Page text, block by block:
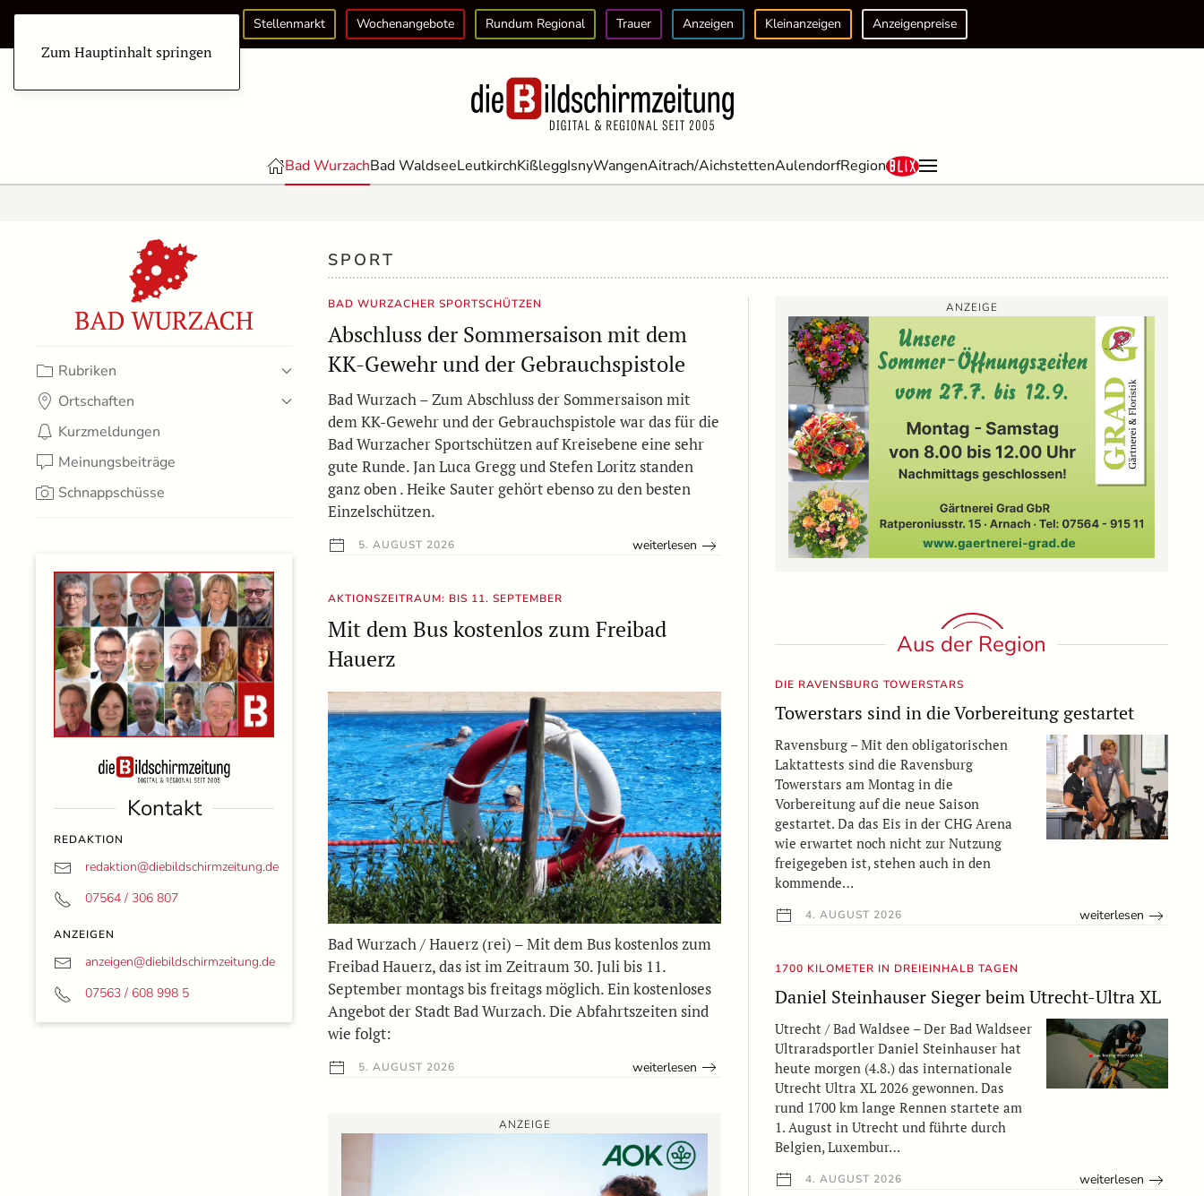
Zum Hauptinhalt springen
Stellenmarkt Wochenangebote Rundum Regional Trauer Anzeigen Kleinanzeigen Anzeigenpreise
Bad WurzachBad WaldseeLeutkirchKißleggIsnyWangenAitrach/AichstettenAulendorfRegion
Rubriken
Ortschaften
Kurzmeldungen
Meinungsbeiträge
Schnappschüsse
Kontakt
REDAKTION
redaktion@diebildschirmzeitung.de
07564 / 306 807
ANZEIGEN
anzeigen@diebildschirmzeitung.de
07563 / 608 998 5
SPORT
BAD WURZACHER SPORTSCHÜTZEN
Abschluss der Sommersaison mit dem
KK-Gewehr und der Gebrauchspistole
Bad Wurzach – Zum Abschluss der Sommersaison mit
dem KK-Gewehr und der Gebrauchspistole war das für die
Bad Wurzacher Sportschützen auf Kreisebene eine sehr
gute Runde. Jan Luca Gregg und Stefen Loritz standen
ganz oben . Heike Sauter gehört ebenso zu den besten
Einzelschützen.
5. AUGUST 2026 weiterlesen
AKTIONSZEITRAUM: BIS 11. SEPTEMBER
Mit dem Bus kostenlos zum Freibad
Hauerz
Bad Wurzach / Hauerz (rei) – Mit dem Bus kostenlos zum
Freibad Hauerz, das ist im Zeitraum 30. Juli bis 11.
September montags bis freitags möglich. Ein kostenloses
Angebot der Stadt Bad Wurzach. Die Abfahrtszeiten sind
wie folgt:
5. AUGUST 2026 weiterlesen
ANZEIGE
ANZEIGE
Aus der Region
DIE RAVENSBURG TOWERSTARS
Towerstars sind in die Vorbereitung gestartet
Ravensburg – Mit den obligatorischen
Laktattests sind die Ravensburg
Towerstars am Montag in die
Vorbereitung auf die neue Saison
gestartet. Da das Eis in der CHG Arena
wie erwartet noch nicht zur Nutzung
freigegeben ist, stehen auch in den
kommende…
4. AUGUST 2026 weiterlesen
1700 KILOMETER IN DREIEINHALB TAGEN
Daniel Steinhauser Sieger beim Utrecht-Ultra XL
Utrecht / Bad Waldsee – Der Bad Waldseer
Ultraradsportler Daniel Steinhauser hat
heute morgen (4.8.) das internationale
Utrecht Ultra XL 2026 gewonnen. Das
rund 1700 km lange Rennen startete am
1. August in Utrecht und führte durch
Belgien, Luxembur…
4. AUGUST 2026 weiterlesen